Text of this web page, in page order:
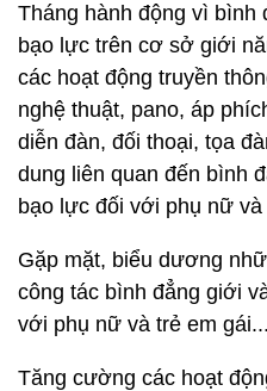
Tháng hành động vì bình
bạo lực trên cơ sở giới
các hoạt động truyền
nghệ thuật, pano, áp
diễn đàn, đối thoại, tọa
dung liên quan đến bình
bạo lực đối với phụ nữ và
Gặp mặt, biểu dương
công tác bình đẳng giới
với phụ nữ và trẻ em gái...
Tăng cường các hoạt